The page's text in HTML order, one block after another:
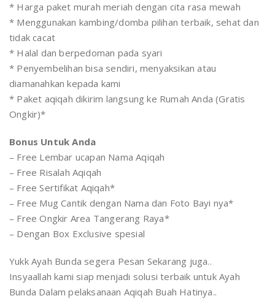
* Harga paket murah meriah dengan cita rasa mewah
* Menggunakan kambing/domba pilihan terbaik, sehat dan
tidak cacat
* Halal dan berpedoman pada syari
* Penyembelihan bisa sendiri, menyaksikan atau
diamanahkan kepada kami
* Paket aqiqah dikirim langsung ke Rumah Anda (Gratis
Ongkir)*
Bonus Untuk Anda
– Free Lembar ucapan Nama Aqiqah
– Free Risalah Aqiqah
– Free Sertifikat Aqiqah*
– Free Mug Cantik dengan Nama dan Foto Bayi nya*
– Free Ongkir Area Tangerang Raya*
– Dengan Box Exclusive spesial
Yukk Ayah Bunda segera Pesan Sekarang juga..
Insyaallah kami siap menjadi solusi terbaik untuk Ayah
Bunda Dalam pelaksanaan Aqiqah Buah Hatinya..